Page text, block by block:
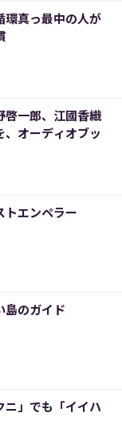
真っ最中の人が
啓一郎、江國香織
、オーディオブッ
トエンペラー
島のガイド
ニ」でも「イイハ